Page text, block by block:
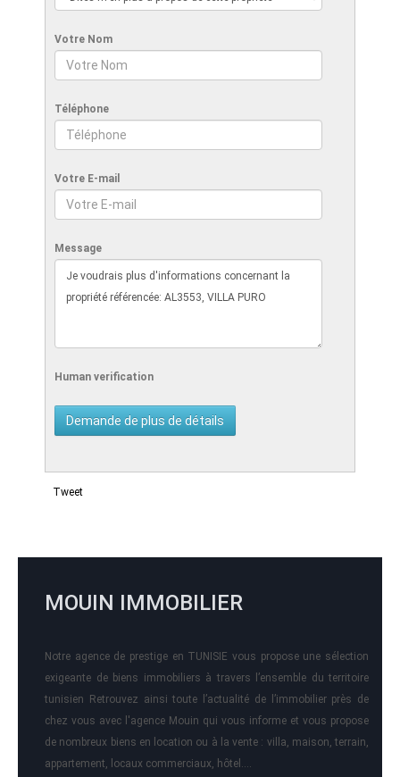
Votre Nom
Téléphone
Votre E-mail
Message
Human verification
Tweet
MOUIN IMMOBILIER
Notre agence de prestige en TUNISIE vous propose une sélection
exigeante de biens immobiliers à travers l’ensemble du territoire
tunisien Retrouvez ainsi toute l’actualité de l’immobilier près de
chez vous avec l'agence Mouin qui vous informe et vous propose
de nombreux biens en location ou à la vente : villa, maison, terrain,
appartement, locaux commerciaux, hôtel….